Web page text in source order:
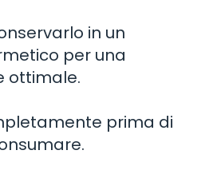
in un
per una
ottimale.
prima di